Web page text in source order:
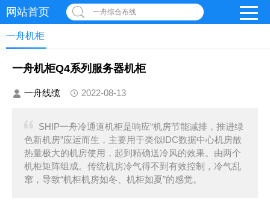
网站首页 一舟综合布线
一舟机柜
一舟机柜Q4系列服务器机柜
一舟线缆 2022-08-13
SHIP一舟冷通道机柜是响应“机房节能减排，推进绿
色新机房”应运而生，主要用于类似IDC数据中心机房散
热量极大的机房使用，起到精确送冷风的效果。由两个
机柜矩阵组成。传统机房冷气得不到有效控制，冷气乱
窜，导致“机柜机房如冬、机柜如夏”的感觉。